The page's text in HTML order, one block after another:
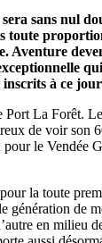
sans nul
toute
Aventure
à ce
La Forêt.
de voir son
le Vendée
la toute
génération de
en milieu